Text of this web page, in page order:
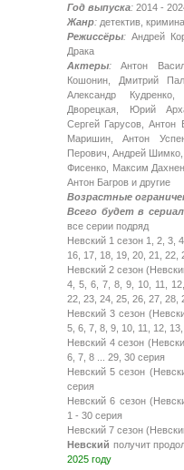
Год выпуска: 2014 -
Жанр: детектив,
Режиссёры: Андрей
Драка
Актеры: Антон
Кошонин, Дмитрий
Александр
Дворецкая, Юрий
Сергей Гарусов, Антон
Маришин, Антон
Перович, Андрей Шимко,
Фисенко, Максим
Антон Багров и другие
Возрастные
Всего будет в
все серии подряд
Невский 1 сезон 1, 2, 3,
16, 17, 18, 19, 20, 21, 22,
Невский 2 сезон
4, 5, 6, 7, 8, 9, 10, 11,
22, 23, 24, 25, 26, 27, 28,
Невский 3 сезон
5, 6, 7, 8, 9, 10, 11, 12,
Невский 4 сезон
6, 7, 8 ... 29, 30 серия
Невский 5 сезон
серия
Невский 6 сезон
1 - 30 серия
Невский 7 сезон
Невский получит
2025 году